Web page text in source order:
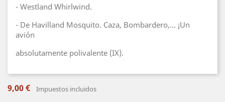
- Westland Whirlwind.
- De Havilland Mosquito. Caza, Bombardero,... ¡Un
avión
absolutamente polivalente (IX).
9,00 € Impuestos incluidos